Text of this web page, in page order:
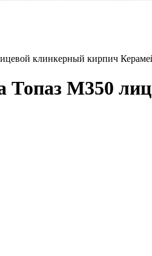
клинкерный кирпич
М350